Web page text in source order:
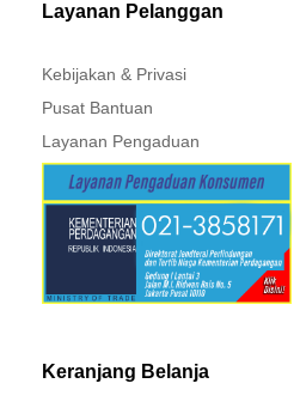
Layanan Pelanggan
Kebijakan & Privasi
Pusat Bantuan
Layanan Pengaduan
Keranjang Belanja